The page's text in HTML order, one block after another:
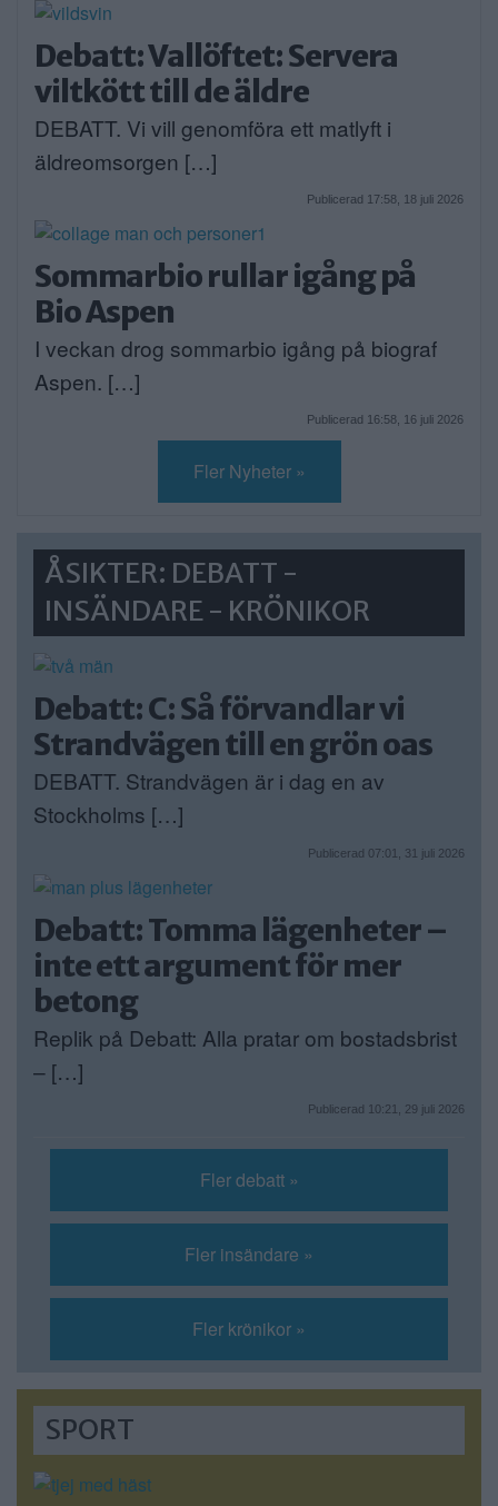
Debatt: Vallöftet: Servera
viltkött till de äldre
DEBATT. Vi vill genomföra ett matlyft i
äldreomsorgen […]
Publicerad 17:58, 18 juli 2026
Sommarbio rullar igång på
Bio Aspen
I veckan drog sommarbio igång på biograf
Aspen. […]
Publicerad 16:58, 16 juli 2026
Fler Nyheter »
ÅSIKTER: DEBATT -
INSÄNDARE - KRÖNIKOR
Debatt: C: Så förvandlar vi
Strandvägen till en grön oas
DEBATT. Strandvägen är i dag en av
Stockholms […]
Publicerad 07:01, 31 juli 2026
Debatt: Tomma lägenheter –
inte ett argument för mer
betong
Replik på Debatt: Alla pratar om bostadsbrist
– […]
Publicerad 10:21, 29 juli 2026
Fler debatt »
Fler insändare »
Fler krönikor »
SPORT